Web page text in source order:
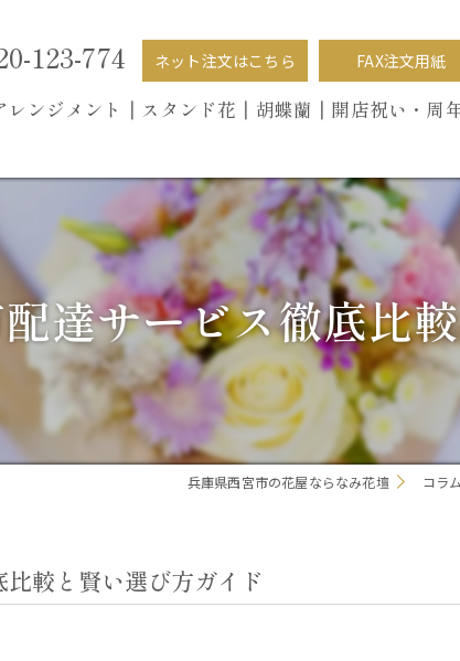
123-774 ネット注文はこちら FAX注文用紙
レンジメント┃ スタンド花┃ 胡蝶蘭 ┃開店祝い・周
達サービス徹底比
兵庫県西宮市の花屋ならなみ花壇 コラム
較と賢い選び方ガイド